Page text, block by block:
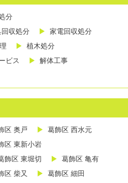
分
回収処分
家電回収処分
植木処分
ビス
解体工事
区 奥戸
葛飾区 西水元
区 東新小岩
飾区 東堀切
葛飾区 亀有
区 柴又
葛飾区 細田